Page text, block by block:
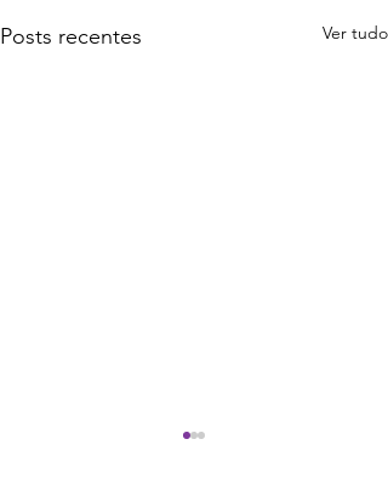
Posts recentes Ver tudo